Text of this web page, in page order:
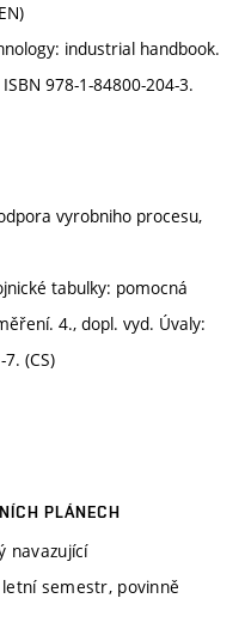
industrial handbook.
978-1-84800-204-3.
vyrobniho procesu,
tabulky: pomocná
4., dopl. vyd. Úvaly:
(CS)
PLÁNECH
navazující
semestr, povinně